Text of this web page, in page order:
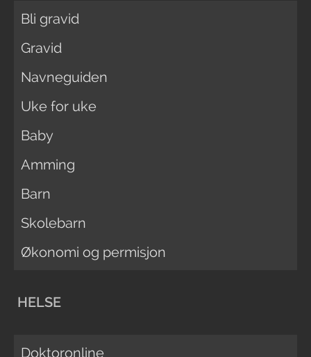
Bli gravid
Gravid
Navneguiden
Uke for uke
Baby
Amming
Barn
Skolebarn
Økonomi og permisjon
HELSE
Doktoronline